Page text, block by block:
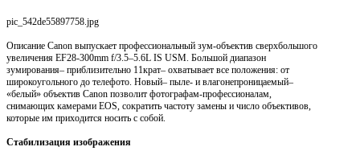
pic_542de55897758.jpg
Описание Canon выпускает профессиональный зум-объектив сверхбольшого
увеличения EF28-300mm f/3.5–5.6L IS USM. Большой диапазон
зумирования– приблизительно 11крат– охватывает все положения: от
широкоугольного до телефото. Новый– пыле- и влагонепроницаемый–
«белый» объектив Canon позволит фотографам-профессионалам,
снимающих камерами EOS, сократить частоту замены и число объективов,
которые им приходится носить с собой.
Стабилизация изображения